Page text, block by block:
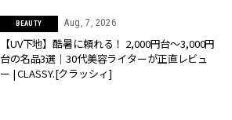
BEAUTY Aug, 7, 2026
【UV下地】酷暑に頼れる！ 2,000円台〜3,000円
台の名品3選｜30代美容ライターが正直レビュ
ー | CLASSY.[クラッシィ]